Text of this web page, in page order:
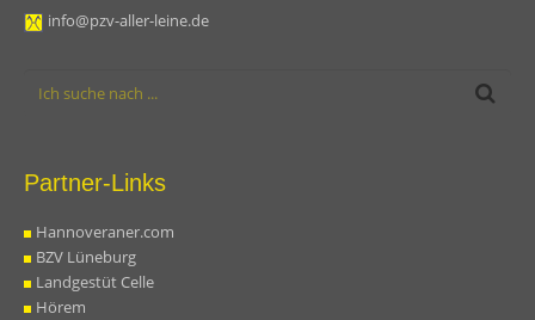
info@pzv-aller-leine.de
Partner-Links
Hannoveraner.com
BZV Lüneburg
Landgestüt Celle
Hörem